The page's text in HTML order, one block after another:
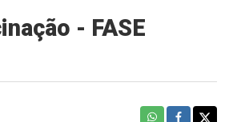
- FASE